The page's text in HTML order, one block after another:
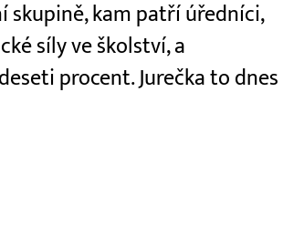
skupině, kam patří úředníci,
síly ve školství, a
procent. Jurečka to dnes